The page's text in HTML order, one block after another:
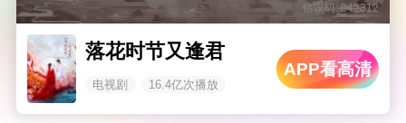
错误码: 042312
落花时节又逢君
电视剧 16.4亿次播放
APP看高清